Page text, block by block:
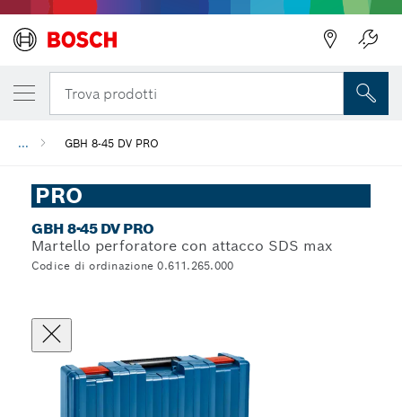
Trova prodotti
... GBH 8-45 DV PRO
PRO
GBH 8-45 DV PRO
Martello perforatore con attacco SDS max
Codice di ordinazione 0.611.265.000